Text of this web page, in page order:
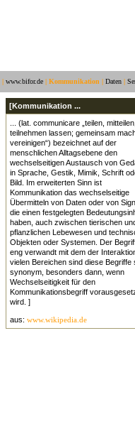
| www.bifor.de | Kommunikation | Daten |
[Kommunikation ...
... (lat. communicare „teilen, mitteilen,
teilnehmen lassen; gemeinsam
vereinigen“) bezeichnet auf der
menschlichen Alltagsebene den
wechselseitigen Austausch von
in Sprache, Gestik, Mimik, Schrift
Bild. Im erweiterten Sinn ist
Kommunikation das wechselseitige
Übermitteln von Daten oder von
die einen festgelegten
haben, auch zwischen tierischen
pflanzlichen Lebewesen und
Objekten oder Systemen. Der
eng verwandt mit dem der
vielen Bereichen sind diese Begriffe
synonym, besonders dann, wenn
Wechselseitigkeit für den
Kommunikationsbegriff
wird. ]
aus: www.wikipedia.de